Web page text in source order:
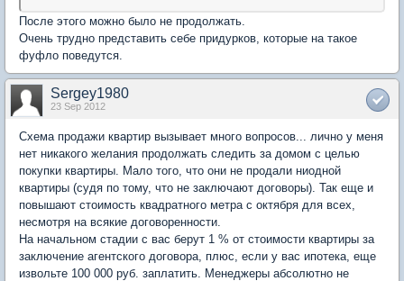
После этого можно было не продолжать.
Очень трудно представить себе придурков, которые на такое
фуфло поведутся.
Sergey1980
23 Sep 2012
Схема продажи квартир вызывает много вопросов... лично у меня
нет никакого желания продолжать следить за домом с целью
покупки квартиры. Мало того, что они не продали ниодной
квартиры (судя по тому, что не заключают договоры). Так еще и
повышают стоимость квадратного метра с октября для всех,
несмотря на всякие договоренности.
На начальном стадии с вас берут 1 % от стоимости квартиры за
заключение агентского договора, плюс, если у вас ипотека, еще
извольте 100 000 руб. заплатить. Менеджеры абсолютно не